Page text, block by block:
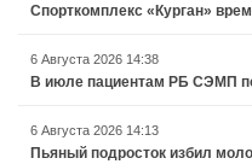
Спорткомплекс «Курган»
6 Августа 2026 14:38
В июле пациентам РБ СЭМП
6 Августа 2026 14:13
Пьяный подросток избил